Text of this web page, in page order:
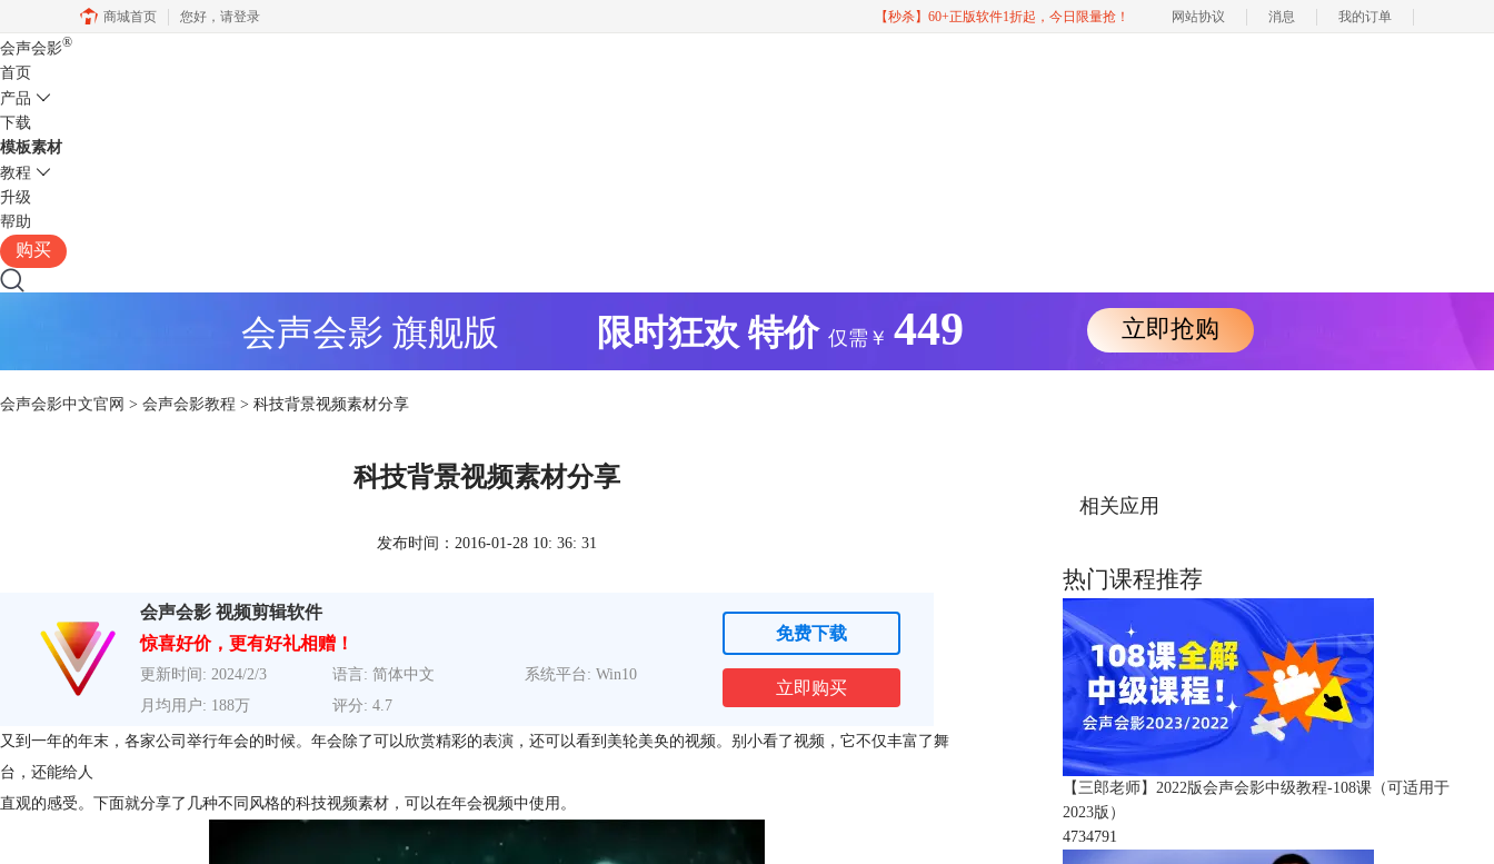
商城首页 您好， 请登录 【秒杀】60+正版软件1折起，今日限量抢！ 网站协议 消息 我的订单
会声会影®
首页
产品
下载
模板素材
教程
升级
帮助
购买
会声会影 旗舰版 限时狂欢 特价 仅需￥ 449 立即抢购
会声会影中文官网 > 会声会影教程 > 科技背景视频素材分享
科技背景视频素材分享
发布时间：2016-01-28 10: 36: 31
会声会影 视频剪辑软件
惊喜好价，更有好礼相赠！
更新时间: 2024/2/3 语言: 简体中文
系统平台: Win10
月均用户: 188万
评分: 4.7
免费下载
立即购买
又到一年的年末，各家公司举行年会的时候。年会除了可以欣赏精彩的表演，还可以看到美轮美奂的视频。别小看了视频，它不仅丰富了舞
台，还能给人
直观的感受。下面就分享了几种不同风格的科技视频素材，可以在年会视频中使用。
相关应用
热门课程推荐
【三郎老师】2022版会声会影中级教程-108课（可适用于
2023版）
4734791